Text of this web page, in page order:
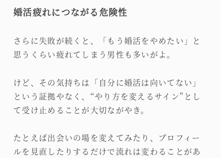
婚活疲れにつながる危険性
さらに失敗が続くと、「もう婚活をやめたい」と
思うくらい疲れてしまう男性も多いがよ。
けど、その気持ちは「自分に婚活は向いてない」
という証拠やなく、“やり方を変えるサイン”とし
て受け止めることが大切ながやき。
たとえば出会いの場を変えてみたり、プロフィー
ルを見直したりするだけで流れは変わることがあ